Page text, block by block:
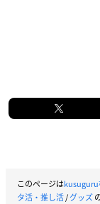
このページは
タ活・推し活/グッズ